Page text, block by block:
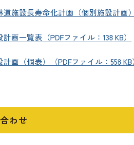
ティ方針
道施設長寿命化計画（個別施設計画）
画一覧表（PDFファイル：138 KB）
画（個表）（PDFファイル：558 KB
わせ